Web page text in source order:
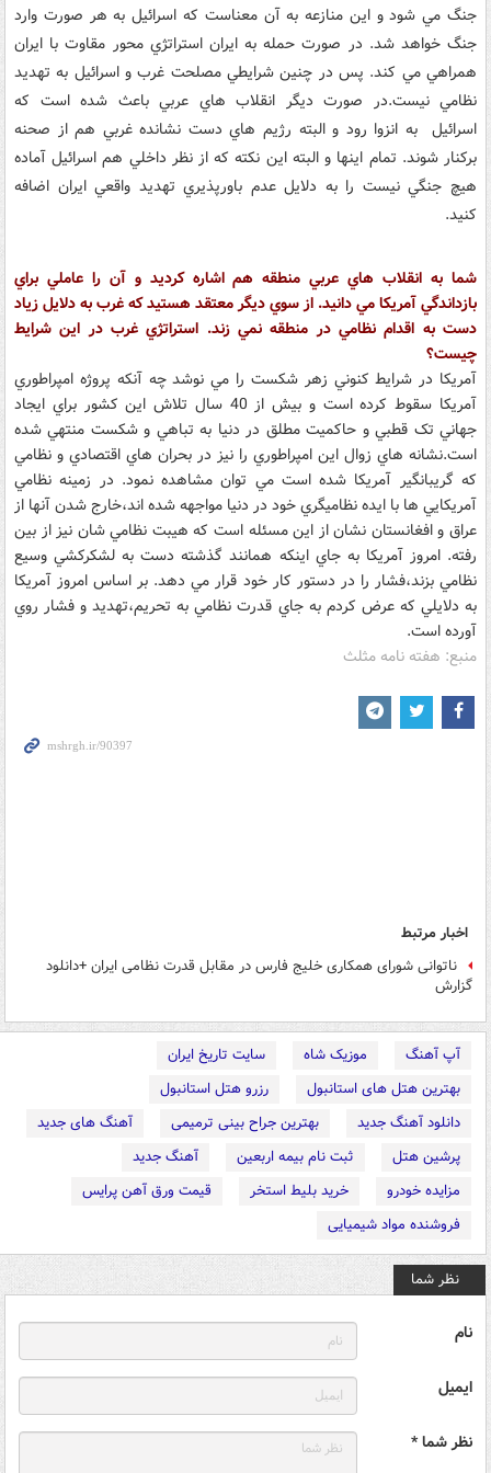
جنگ مي شود و اين منازعه به آن معناست که اسرائيل به هر صورت وارد
جنگ خواهد شد. در صورت حمله به ايران استراتژي محور مقاوت با ايران
همراهي مي کند. پس در چنين شرايطي مصلحت غرب و اسرائيل به تهديد
نظامي نيست.در صورت ديگر انقلاب هاي عربي باعث شده است که
اسرائيل به انزوا رود و البته رژيم هاي دست نشانده غربي هم از صحنه
برکنار شوند. تمام اينها و البته اين نکته که از نظر داخلي هم اسرائيل آماده
هيچ جنگي نيست را به دلايل عدم باورپذيري تهديد واقعي ايران اضافه
کنيد.
شما به انقلاب هاي عربي منطقه هم اشاره کرديد و آن را عاملي براي
بازداندگي آمريکا مي دانيد. از سوي ديگر معتقد هستيد که غرب به دلايل زياد
دست به اقدام نظامي در منطقه نمي زند. استراتژي غرب در اين شرايط
چيست؟
آمريکا در شرايط کنوني زهر شکست را مي نوشد چه آنکه پروژه امپراطوري
آمريکا سقوط کرده است و بيش از 40 سال تلاش اين کشور براي ايجاد
جهاني تک قطبي و حاکميت مطلق در دنيا به تباهي و شکست منتهي شده
است.نشانه هاي زوال اين امپراطوري را نيز در بحران هاي اقتصادي و نظامي
که گريبانگير آمريکا شده است مي توان مشاهده نمود. در زمينه نظامي
آمريکايي ها با ايده نظاميگري خود در دنيا مواجهه شده اند،خارج شدن آنها از
عراق و افغانستان نشان از اين مسئله است که هيبت نظامي شان نيز از بين
رفته. امروز آمريکا به جاي اينکه همانند گذشته دست به لشکرکشي وسيع
نظامي بزند،فشار را در دستور کار خود قرار مي دهد. بر اساس امروز آمريکا
به دلايلي که عرض کردم به جاي قدرت نظامي به تحريم،تهديد و فشار روي
آورده است.
منبع: هفته نامه مثلث
اخبار مرتبط
ناتوانی شورای همکاری خلیج فارس در مقابل قدرت نظامی ایران +دانلود
گزارش
آپ آهنگ موزیک شاه
سایت تاریخ ایران
بهترین هتل های استانبول
رزرو هتل استانبول
دانلود آهنگ جدید
بهترین جراح بینی ترمیمی
آهنگ های جدید
پرشین هتل
ثبت نام بیمه اربعین
آهنگ جدید
مزایده خودرو
خرید بلیط استخر
قیمت ورق آهن پرایس
فروشنده مواد شیمیایی
نظر شما
نام
ایمیل
نظر شما *